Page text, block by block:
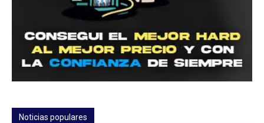
Noticias populares